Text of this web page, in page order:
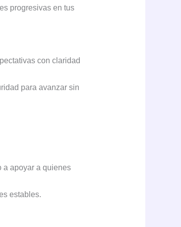
progresivas en tus
con claridad
para avanzar sin
a apoyar a quienes
estables.